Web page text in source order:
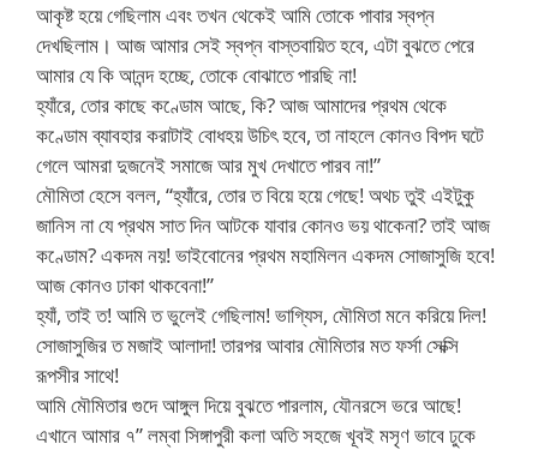
আকৃষ্ট হয়ে গেছিলাম এবং তখন থেকেই আমি তোকে পাবার স্বপ্ন
দেখছিলাম। আজ আমার সেই স্বপ্ন বাস্তবায়িত হবে, এটা বুঝতে পেরে
আমার যে কি আনন্দ হচ্ছে, তোকে বোঝাতে পারছি না!
হ্যাঁরে, তোর কাছে কণ্ডোম আছে, কি? আজ আমাদের প্রথম থেকে
কণ্ডোম ব্যাবহার করাটাই বোধহয় উচিৎ হবে, তা নাহলে কোনও বিপদ ঘটে
গেলে আমরা দুজনেই সমাজে আর মুখ দেখাতে পারব না!”
মৌমিতা হেসে বলল, “হ্যাঁরে, তোর ত বিয়ে হয়ে গেছে! অথচ তুই এইটুকু
জানিস না যে প্রথম সাত দিন আটকে যাবার কোনও ভয় থাকেনা? তাই আজ
কণ্ডোম? একদম নয়! ভাইবোনের প্রথম মহামিলন একদম সোজাসুজি হবে!
আজ কোনও ঢাকা থাকবেনা!”
হ্যাঁ, তাই ত! আমি ত ভুলেই গেছিলাম! ভাগ্যিস, মৌমিতা মনে করিয়ে দিল!
সোজাসুজির ত মজাই আলাদা! তারপর আবার মৌমিতার মত ফর্সা সেক্সি
রূপসীর সাথে!
আমি মৌমিতার গুদে আঙ্গুল দিয়ে বুঝতে পারলাম, যৌনরসে ভরে আছে!
এখানে আমার ৭” লম্বা সিঙ্গাপুরী কলা অতি সহজে খূবই মসৃণ ভাবে ঢুকে